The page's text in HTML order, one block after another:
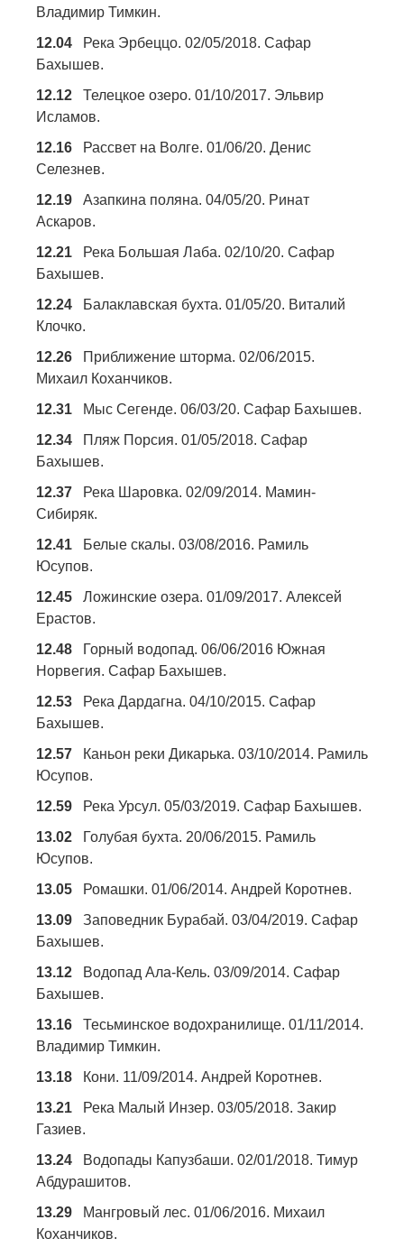
Владимир Тимкин.
12.04 Река Эрбеццо. 02/05/2018. Сафар
Бахышев.
12.12 Телецкое озеро. 01/10/2017. Эльвир
Исламов.
12.16 Рассвет на Волге. 01/06/20. Денис
Селезнев.
12.19 Азапкина поляна. 04/05/20. Ринат
Аскаров.
12.21 Река Большая Лаба. 02/10/20. Сафар
Бахышев.
12.24 Балаклавская бухта. 01/05/20. Виталий
Клочко.
12.26 Приближение шторма. 02/06/2015.
Михаил Коханчиков.
12.31 Мыс Сегенде. 06/03/20. Сафар Бахышев.
12.34 Пляж Порсия. 01/05/2018. Сафар
Бахышев.
12.37 Река Шаровка. 02/09/2014. Мамин-
Сибиряк.
12.41 Белые скалы. 03/08/2016. Рамиль
Юсупов.
12.45 Ложинские озера. 01/09/2017. Алексей
Ерастов.
12.48 Горный водопад. 06/06/2016 Южная
Норвегия. Сафар Бахышев.
12.53 Река Дардагна. 04/10/2015. Сафар
Бахышев.
12.57 Каньон реки Дикарька. 03/10/2014. Рамиль
Юсупов.
12.59 Река Урсул. 05/03/2019. Сафар Бахышев.
13.02 Голубая бухта. 20/06/2015. Рамиль
Юсупов.
13.05 Ромашки. 01/06/2014. Андрей Коротнев.
13.09 Заповедник Бурабай. 03/04/2019. Сафар
Бахышев.
13.12 Водопад Ала-Кель. 03/09/2014. Сафар
Бахышев.
13.16 Тесьминское водохранилище. 01/11/2014.
Владимир Тимкин.
13.18 Кони. 11/09/2014. Андрей Коротнев.
13.21 Река Малый Инзер. 03/05/2018. Закир
Газиев.
13.24 Водопады Капузбаши. 02/01/2018. Тимур
Абдурашитов.
13.29 Мангровый лес. 01/06/2016. Михаил
Коханчиков.